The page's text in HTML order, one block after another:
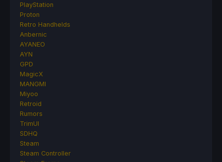
PlayStation
Proton
Retro Handhelds
Anbernic
AYANEO
AYN
GPD
MagicX
MANGMI
Miyoo
Retroid
Rumors
TrimUI
SDHQ
Steam
Steam Controller